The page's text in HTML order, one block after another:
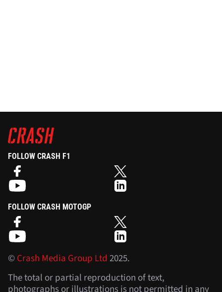
FOLLOW CRASH F1
FOLLOW CRASH MOTOGP
©Crash Media Group Ltd 2025.
The total or partial reproduction of text,
photographs or illustrations is not permitted in any